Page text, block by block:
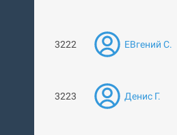
3222 ЕВгений С.
3223 Денис Г.